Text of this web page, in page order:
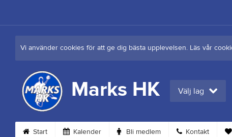
Vi använder cookies för att ge dig bästa upplevelsen. Läs vår
Marks HK Välj lag
Start Kalender Bli medlem Kontakt